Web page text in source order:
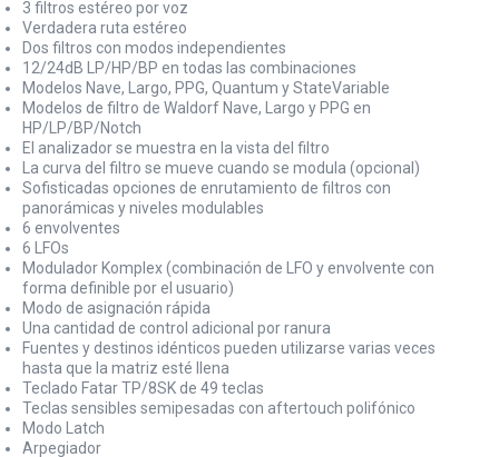
3 filtros estéreo por voz
Verdadera ruta estéreo
Dos filtros con modos independientes
12/24dB LP/HP/BP en todas las combinaciones
Modelos Nave, Largo, PPG, Quantum y StateVariable
Modelos de filtro de Waldorf Nave, Largo y PPG en
HP/LP/BP/Notch
El analizador se muestra en la vista del filtro
La curva del filtro se mueve cuando se modula (opcional)
Sofisticadas opciones de enrutamiento de filtros con
panorámicas y niveles modulables
6 envolventes
6 LFOs
Modulador Komplex (combinación de LFO y envolvente con
forma definible por el usuario)
Modo de asignación rápida
Una cantidad de control adicional por ranura
Fuentes y destinos idénticos pueden utilizarse varias veces
hasta que la matriz esté llena
Teclado Fatar TP/8SK de 49 teclas
Teclas sensibles semipesadas con aftertouch polifónico
Modo Latch
Arpegiador